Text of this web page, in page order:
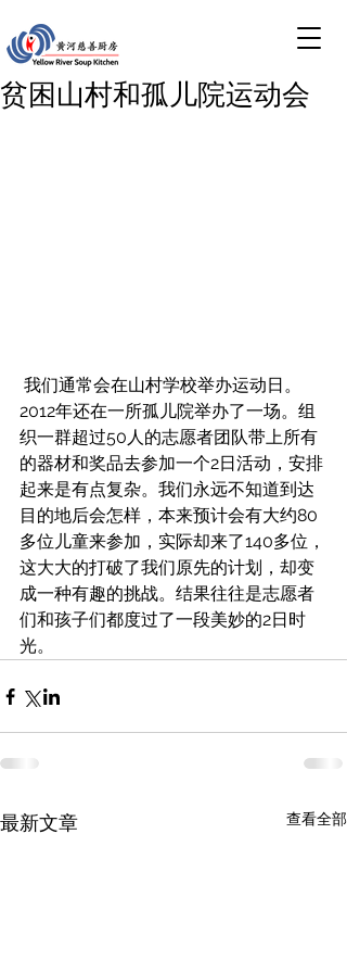
贫困山村和孤儿院运动会
2012年还在一所孤儿院举办了一场。组
织一群超过50人的志愿者团队带上所有
的器材和奖品去参加一个2日活动，安排
起来是有点复杂。我们永远不知道到达
目的地后会怎样，本来预计会有大约80
多位儿童来参加，实际却来了140多位，
这大大的打破了我们原先的计划，却变
成一种有趣的挑战。结果往往是志愿者
们和孩子们都度过了一段美妙的2日时
光。
最新文章 查看全部